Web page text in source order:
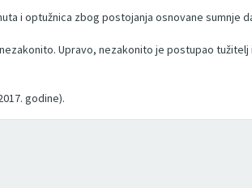
i optužnica zbog postojanja osnovane sumnje
Upravo, nezakonito je postupao
godine).